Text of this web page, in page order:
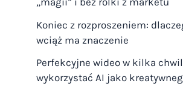
Koniec z rozproszeniem:
wciąż ma znaczenie
Perfekcyjne wideo w kilka
wykorzystać AI jako